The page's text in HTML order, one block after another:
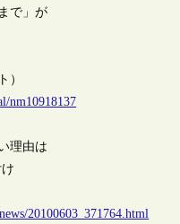
で」が
）
nm10918137
理由は
20100603_371764.html